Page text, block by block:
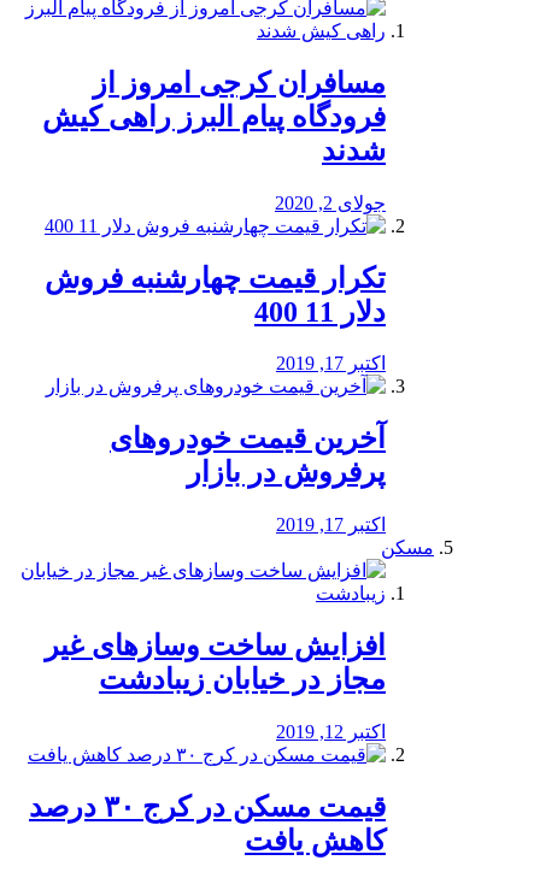
مسافران کرجی امروز از
فرودگاه پیام البرز راهی کیش
شدند
جولای 2, 2020
تکرار قیمت چهارشنبه فروش
دلار 11 400
اکتبر 17, 2019
آخرین قیمت خودرو‌های
پرفروش در بازار
اکتبر 17, 2019
مسکن
افزایش ساخت وسازهای غیر
مجاز در خیابان زیبادشت
اکتبر 12, 2019
️قیمت مسکن در کرج ۳۰ درصد
کاهش یافت